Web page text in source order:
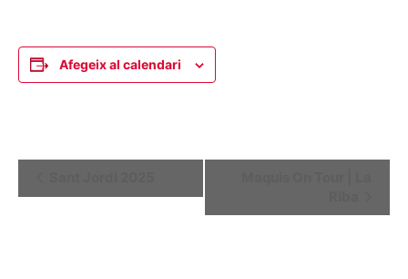
Afegeix al calendari
d'Esdeveniment